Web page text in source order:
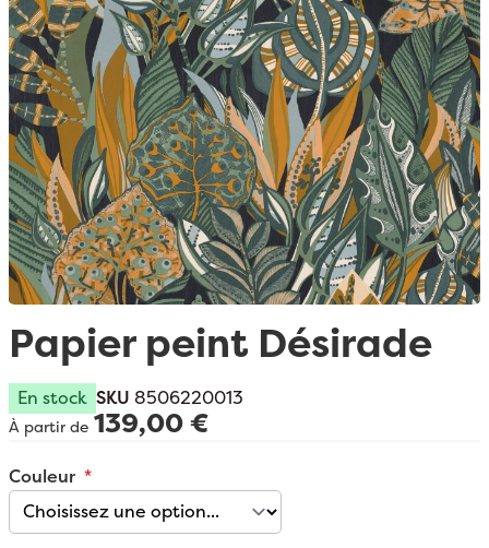
Papier peint Désirade
En stock SKU 8506220013
À partir de 139,00 €
Couleur